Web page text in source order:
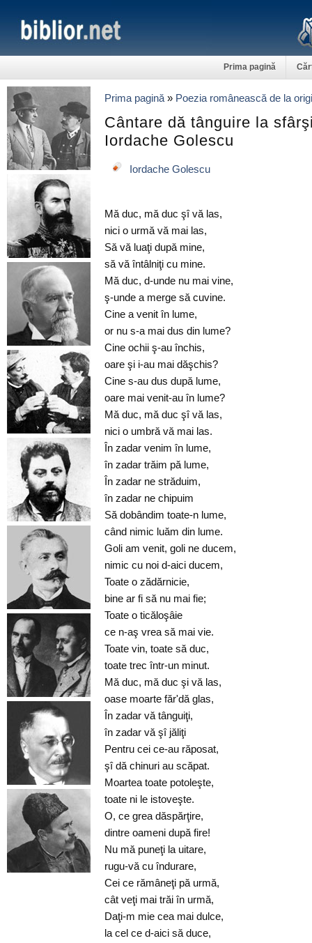
Prima pagină
Prima pagină » Poezia românească de la
Cântare dă tânguire la
Iordache Golescu
Iordache Golescu
Mă duc, mă duc şî vă las,
nici o urmă vă mai las,
Să vă luaţi după mine,
să vă întâlniţi cu mine.
Mă duc, d-unde nu mai vine,
ş-unde a merge să cuvine.
Cine a venit în lume,
or nu s-a mai dus din lume?
Cine ochii ş-au închis,
oare şi i-au mai dăşchis?
Cine s-au dus după lume,
oare mai venit-au în lume?
Mă duc, mă duc şî vă las,
nici o umbră vă mai las.
În zadar venim în lume,
în zadar trăim pă lume,
În zadar ne străduim,
în zadar ne chipuim
Să dobândim toate-n lume,
când nimic luăm din lume.
Goli am venit, goli ne ducem,
nimic cu noi d-aici ducem,
Toate o zădărnicie,
bine ar fi să nu mai fie;
Toate o ticăloşâie
ce n-aş vrea să mai vie.
Toate vin, toate să duc,
toate trec într-un minut.
Mă duc, mă duc şi vă las,
oase moarte făr'dă glas,
În zadar vă tânguiţi,
în zadar vă şî jăliţi
Pentru cei ce-au răposat,
şî dă chinuri au scăpat.
Moartea toate potoleşte,
toate ni le istoveşte.
O, ce grea dăspărţire,
dintre oameni după fire!
Nu mă puneţi la uitare,
rugu-vă cu îndurare,
Cei ce rămâneţi pă urmă,
cât veţi mai trăi în urmă,
Daţi-m mie cea mai dulce,
la cel ce d-aici să duce,